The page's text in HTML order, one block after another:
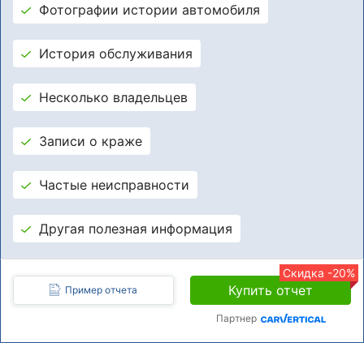
Фотографии истории автомобиля
История обслуживания
Несколько владельцев
Записи о краже
Частые неисправности
Другая полезная информация
Пример отчета
Скидка -20%
Купить отчет
Партнер